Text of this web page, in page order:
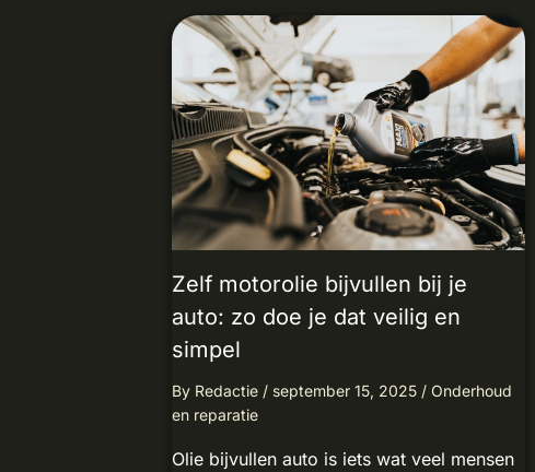
Zelf motorolie bijvullen bij je
auto: zo doe je dat veilig en
simpel
By Redactie / september 15, 2025 / Onderhoud
en reparatie
Olie bijvullen auto is iets wat veel mensen